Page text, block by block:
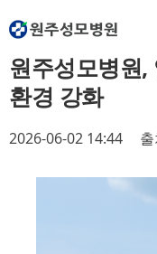
원주성모병원
환경 강화
2026-06-02 14:44